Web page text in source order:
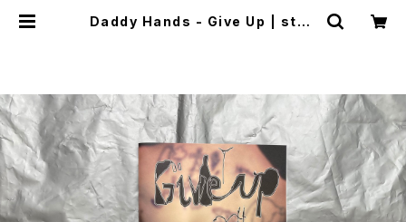
Daddy Hands - Give Up | stac